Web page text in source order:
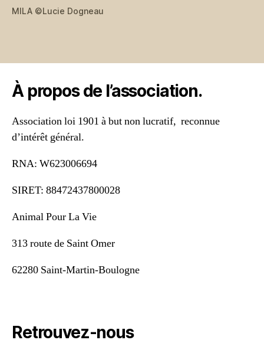
MILA ©Lucie Dogneau
À propos de l’association.
Association loi 1901 à but non lucratif, reconnue
d’intérêt général.
RNA: W623006694
SIRET: 88472437800028
Animal Pour La Vie
313 route de Saint Omer
62280 Saint-Martin-Boulogne
Retrouvez-nous